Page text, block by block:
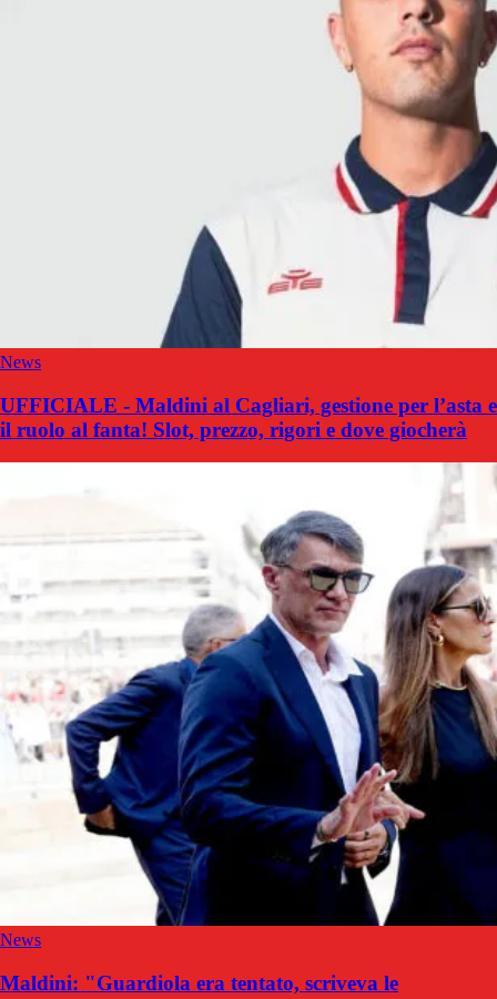
News
UFFICIALE - Maldini al Cagliari, gestione per l’asta e
il ruolo al fanta! Slot, prezzo, rigori e dove giocherà
News
Maldini: "Guardiola era tentato, scriveva le